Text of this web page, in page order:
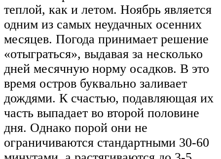
теплой, как и летом. Ноябрь является
одним из самых неудачных осенних
месяцев. Погода принимает решение
«отыграться», выдавая за несколько
дней месячную норму осадков. В это
время остров буквально заливает
дождями. К счастью, подавляющая их
часть выпадает во второй половине
дня. Однако порой они не
ограничиваются стандартными 30-60